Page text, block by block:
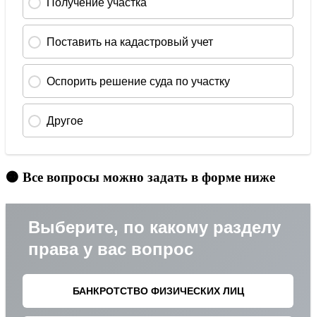
🟠 Все вопросы можно задать в форме ниже